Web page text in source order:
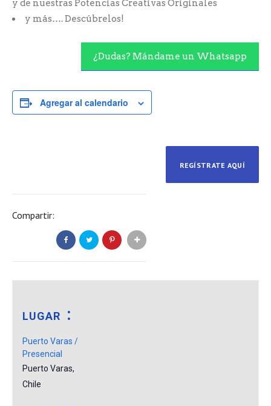
y de nuestras Potencias Creativas Originales
y más…. Descúbrelos!
¿Dudas? Mándame un Whatsapp
Agregar al calendario
REGÍSTRATE AQUÍ
LUGAR
Puerto Varas /
Presencial
Puerto Varas,
Chile
Compartir: